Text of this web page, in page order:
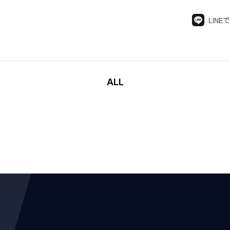
LINE
ALL